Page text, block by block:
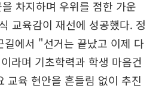
차지하며 우위를 점한 가운
교육감이 재선에 성공했다. 정
길에서 "선거는 끝났고 이제 다
라며 기초학력과 학생 마음건
교육 현안을 흔들림 없이 추진